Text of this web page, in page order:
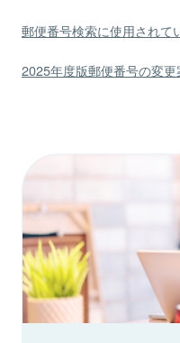
郵便番号検索に使用されて
2025年度版郵便番号の変更